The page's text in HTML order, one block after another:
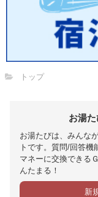
トップ
お湯
お湯たびは、みんな
トです。質問/回答
マネーに交換できる
んたまる！
新